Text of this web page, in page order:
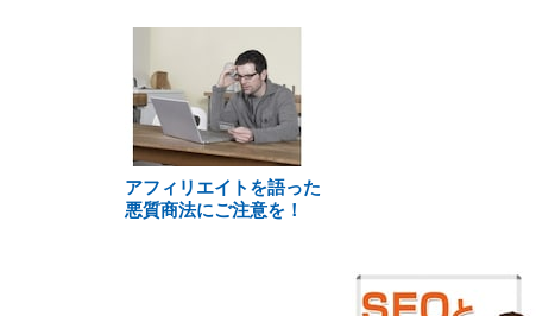
アフィリエイトを語った
悪質商法にご注意を！